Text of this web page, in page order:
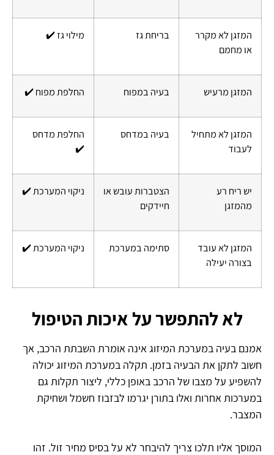
המזגן לא מקרר
או מחמם
בריחת גז מילוי גז ✔️
המזגן מרעיש בעיה במפוח החלפת מפוח ✔️
המזגן לא מתחיל
לעבוד
בעיה במדחס
החלפת מדחס
✔️
יש ריח רע
מהמזגן
הצטברות עובש או
חיידקים
ניקוי המערכת ✔️
המזגן לא עובד
בצורה יעילה
סתימה במערכת ניקוי המערכת ✔️
לא להתפשר על איכות הטיפול
אמנם בעיה במערכת המיזוג אינה אומרת השבתת הרכב, אך
חשוב לתקן את הבעיה בזמן. תקלה במערכת המיזוג יכולה
להשפיע על מצבו של הרכב באופן כללי, ליצור תקלות גם
במערכות אחרות ואלו בתורן יגרמו לבזבוז חשמל ושחיקת
המצבר.
המוסך אליו תלכו צריך להיבחר לא על בסיס מחיר זול. זהו